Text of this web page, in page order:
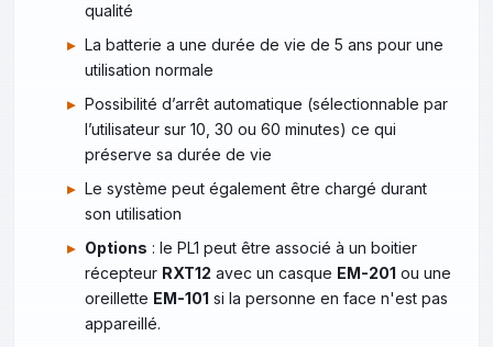
qualité
La batterie a une durée de vie de 5 ans pour une
utilisation normale
Possibilité d’arrêt automatique (sélectionnable par
l’utilisateur sur 10, 30 ou 60 minutes) ce qui
préserve sa durée de vie
Le système peut également être chargé durant
son utilisation
Options : le PL1 peut être associé à un boitier
récepteur RXT12 avec un casque EM-201 ou une
oreillette EM-101 si la personne en face n'est pas
appareillé.